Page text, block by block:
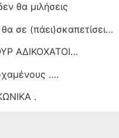
θα μιλήσεις
σε (πάει)σκαπετίσει…
ΑΔΙΚΟΧΑΤΟΙ…
….
.